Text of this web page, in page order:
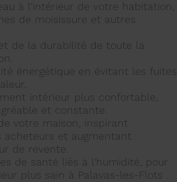
à l'intérieur de votre habitation,
de moisissure et autres
de la durabilité de toute la
énergétique en évitant les fuites
intérieur plus confortable,
et constante.
votre maison, inspirant
acheteurs et augmentant
de revente.
de santé liés à l'humidité, pour
plus sain à Palavas-les-Flots .